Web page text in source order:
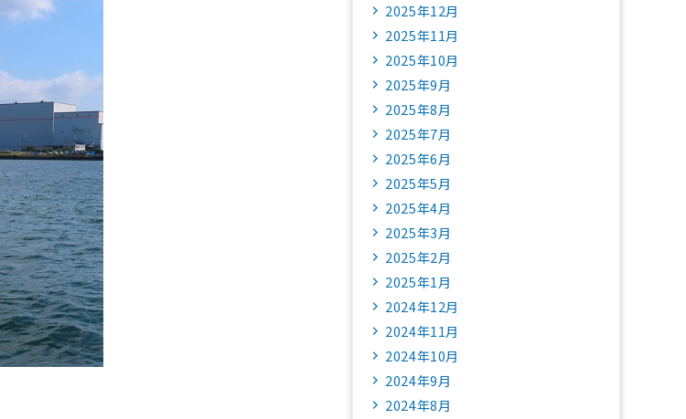
2025年12月
2025年11月
2025年10月
2025年9月
2025年8月
2025年7月
2025年6月
2025年5月
2025年4月
2025年3月
2025年2月
2025年1月
2024年12月
2024年11月
2024年10月
2024年9月
2024年8月